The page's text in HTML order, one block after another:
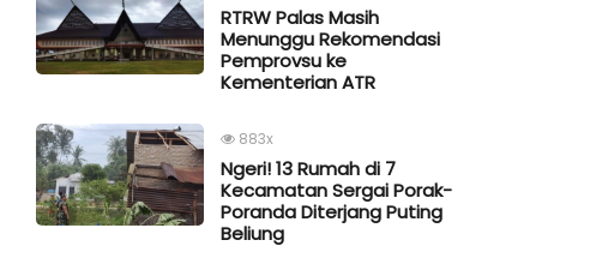
RTRW Palas Masih
Menunggu Rekomendasi
Pemprovsu ke
Kementerian ATR
883x
Ngeri! 13 Rumah di 7
Kecamatan Sergai Porak-
Poranda Diterjang Puting
Beliung